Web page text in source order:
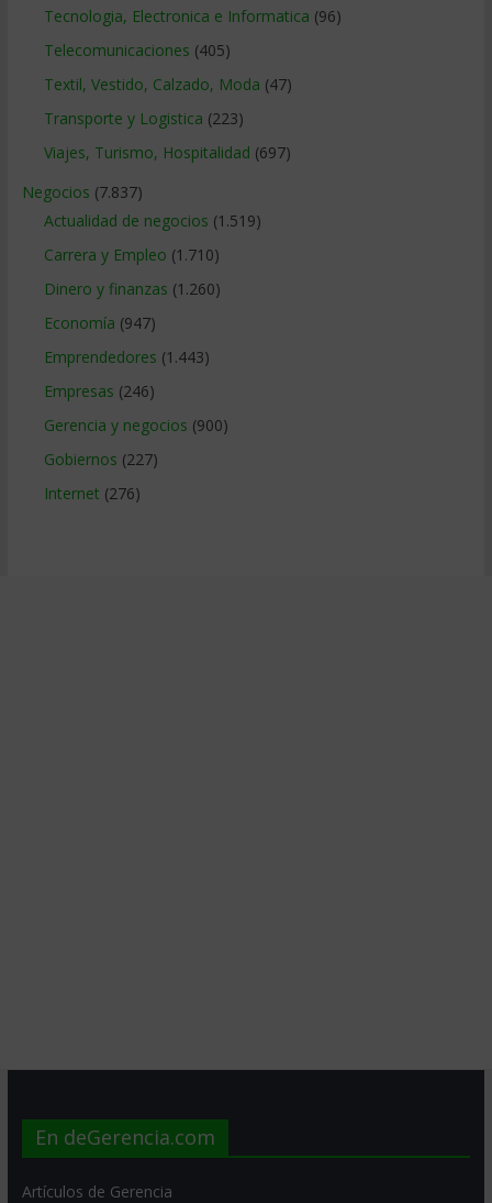
Tecnologia, Electronica e Informatica (96)
Telecomunicaciones (405)
Textil, Vestido, Calzado, Moda (47)
Transporte y Logistica (223)
Viajes, Turismo, Hospitalidad (697)
Negocios (7.837)
Actualidad de negocios (1.519)
Carrera y Empleo (1.710)
Dinero y finanzas (1.260)
Economía (947)
Emprendedores (1.443)
Empresas (246)
Gerencia y negocios (900)
Gobiernos (227)
Internet (276)
En deGerencia.com
Artículos de Gerencia